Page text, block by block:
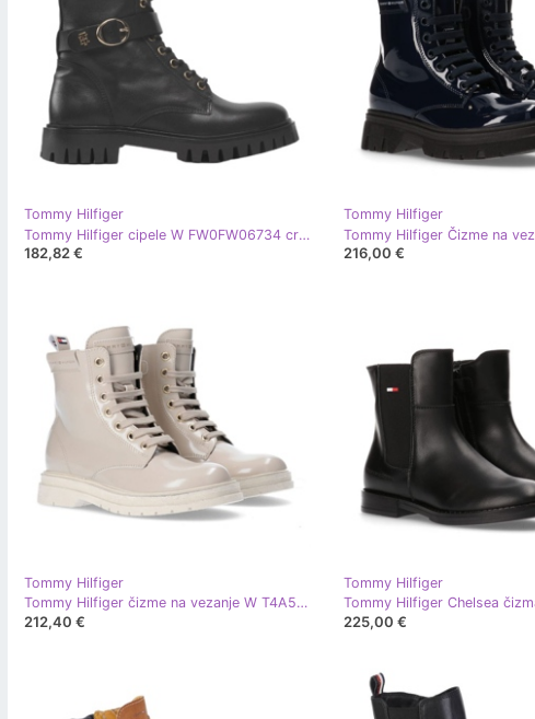
Tommy Hilfiger
Tommy Hilfiger cipele W FW0FW06734 crna
182,82 €
Tommy Hilfiger
216,00 €
Tommy Hilfiger
Tommy Hilfiger čizme na vezanje W T4A5-33030-1453500-500 bež
212,40 €
Tommy Hilfiger
225,00 €